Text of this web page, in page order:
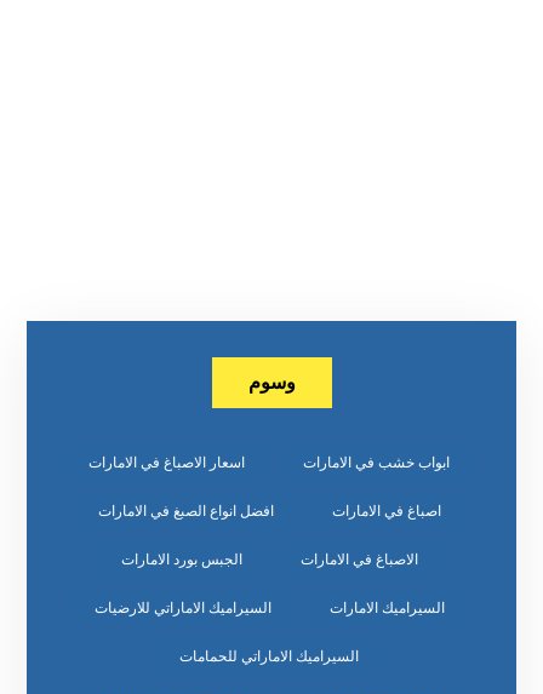
وسوم
ابواب خشب في الامارات اسعار الاصباغ في الامارات
اصباغ في الامارات افضل انواع الصبغ في الامارات
الاصباغ في الامارات الجبس بورد الامارات
السيراميك الامارات السيراميك الاماراتي للارضيات
السيراميك الاماراتي للحمامات